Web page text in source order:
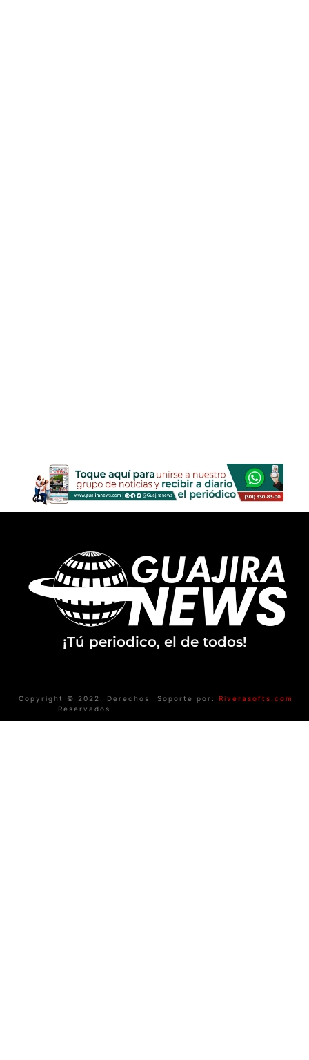
¡Tú periodico, el de todos!
Copyright © 2022. Derechos
Reservados
Soporte por: Riverasofts.com